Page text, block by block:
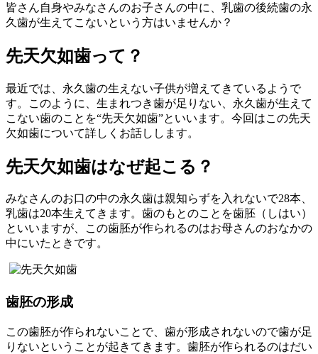
皆さん自身やみなさんのお子さんの中に、乳歯の後続歯の永
久歯が生えてこないという方はいませんか？
先天欠如歯って？
最近では、永久歯の生えない子供が増えてきているようで
す。このように、生まれつき歯が足りない、永久歯が生えて
こない歯のことを“先天欠如歯”といいます。今回はこの先天
欠如歯について詳しくお話しします。
先天欠如歯はなぜ起こる？
みなさんのお口の中の永久歯は親知らずを入れないで28本、
乳歯は20本生えてきます。歯のもとのことを歯胚（しはい）
といいますが、この歯胚が作られるのはお母さんのおなかの
中にいたときです。
歯胚の形成
この歯胚が作られないことで、歯が形成されないので歯が足
りないということが起きてきます。歯胚が作られるのはだい